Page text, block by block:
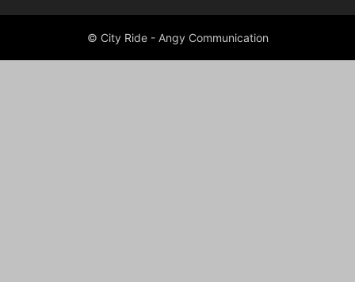
© City Ride - Angy Communication